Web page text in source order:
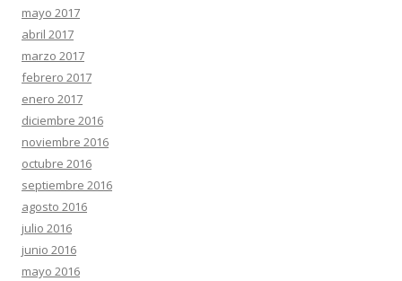
mayo 2017
abril 2017
marzo 2017
febrero 2017
enero 2017
diciembre 2016
noviembre 2016
octubre 2016
septiembre 2016
agosto 2016
julio 2016
junio 2016
mayo 2016